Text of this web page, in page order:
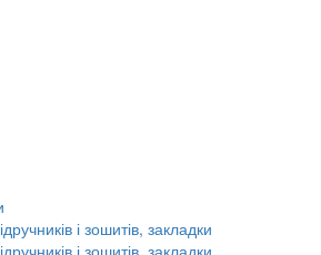
і зошитів, закладки